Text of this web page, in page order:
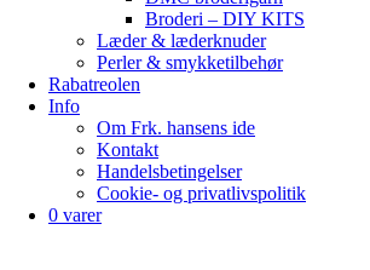
Broderi – DIY KITS
Læder & læderknuder
Perler & smykketilbehør
Rabatreolen
Info
Om Frk. hansens ide
Kontakt
Handelsbetingelser
Cookie- og privatlivspolitik
0 varer